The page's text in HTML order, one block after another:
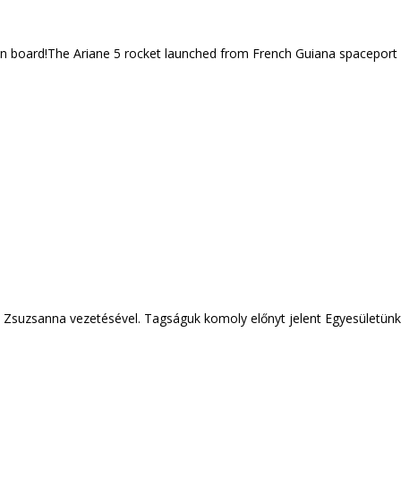
board!The Ariane 5 rocket launched from French Guiana spaceport
vezetésével. Tagságuk komoly előnyt jelent Egyesületünk